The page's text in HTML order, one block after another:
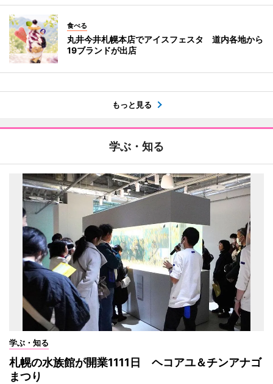
食べる
丸井今井札幌本店でアイスフェスタ 道内各地から
19ブランドが出店
もっと見る
学ぶ・知る
学ぶ・知る
札幌の水族館が開業1111日 ヘコアユ＆チンアナゴ
まつり